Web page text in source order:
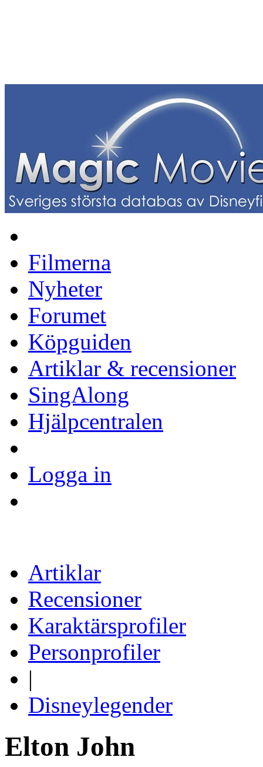
Filmerna
Nyheter
Forumet
Köpguiden
Artiklar & recensioner
SingAlong
Hjälpcentralen
Logga in
Artiklar
Recensioner
Karaktärsprofiler
Personprofiler
|
Disneylegender
Elton John